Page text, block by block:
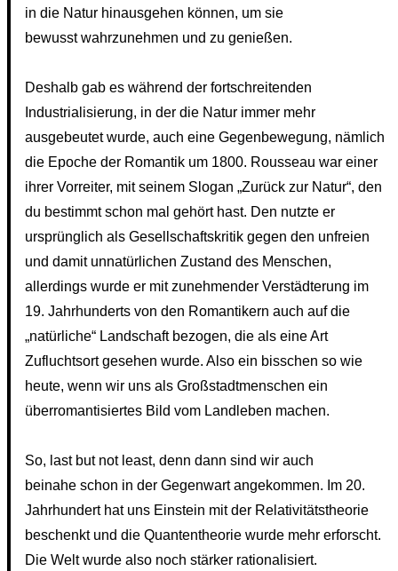
in die Natur hinausgehen können, um sie
bewusst wahrzunehmen und zu genießen.
Deshalb gab es während der fortschreitenden
Industrialisierung, in der die Natur immer mehr
ausgebeutet wurde, auch eine Gegenbewegung, nämlich
die Epoche der Romantik um 1800. Rousseau war einer
ihrer Vorreiter, mit seinem Slogan „Zurück zur Natur“, den
du bestimmt schon mal gehört hast. Den nutzte er
ursprünglich als Gesellschaftskritik gegen den unfreien
und damit unnatürlichen Zustand des Menschen,
allerdings wurde er mit zunehmender Verstädterung im
19. Jahrhunderts von den Romantikern auch auf die
„natürliche“ Landschaft bezogen, die als eine Art
Zufluchtsort gesehen wurde. Also ein bisschen so wie
heute, wenn wir uns als Großstadtmenschen ein
überromantisiertes Bild vom Landleben machen.
So, last but not least, denn dann sind wir auch
beinahe schon in der Gegenwart angekommen. Im 20.
Jahrhundert hat uns Einstein mit der Relativitätstheorie
beschenkt und die Quantentheorie wurde mehr erforscht.
Die Welt wurde also noch stärker rationalisiert.